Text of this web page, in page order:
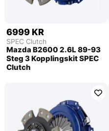
6999 KR
SPEC Clutch
Mazda B2600 2.6L 89-93
Steg 3 Kopplingskit SPEC
Clutch